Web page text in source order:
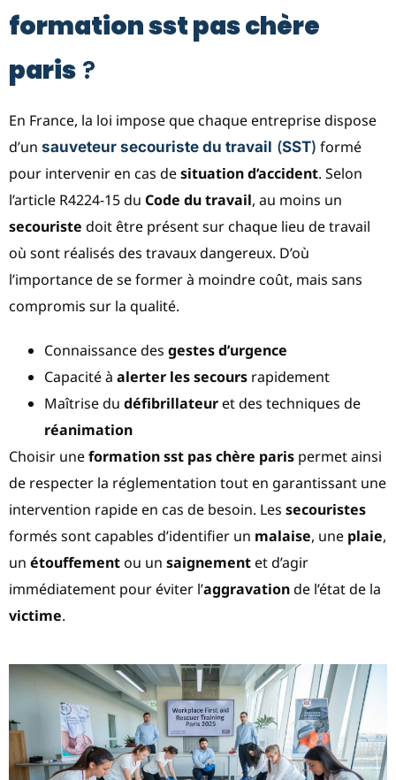
formation sst pas chère
paris ?
En France, la loi impose que chaque entreprise dispose
d’un sauveteur secouriste du travail (SST) formé
pour intervenir en cas desituation d’accident. Selon
l’article R4224-15 du Code du travail, au moins un
secouriste doit être présent sur chaque lieu de travail
où sont réalisés des travaux dangereux. D’où
l’importance de se former à moindre coût, mais sans
compromis sur la qualité.
Connaissance des gestes d’urgence
Capacité à alerter les secours rapidement
Maîtrise du défibrillateur et des techniques de
réanimation
Choisir uneformation sst pas chère paris permet ainsi
de respecter la réglementation tout en garantissant une
intervention rapide en cas de besoin. Les secouristes
formés sont capables d’identifier un malaise, une plaie,
un étouffementou un saignement et d’agir
immédiatement pour éviter l’aggravationde l’état de la
victime.